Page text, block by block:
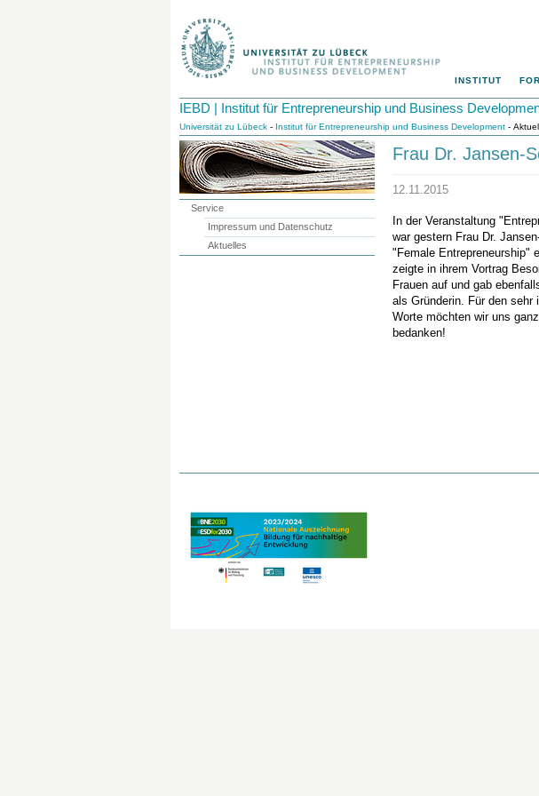
INSTITUT
IEBD | Institut für Entrepreneurship und Business
Universität zu Lübeck - Institut für Entrepreneurship und Business Development -
Frau Dr. Jansen-
12.11.2015
In der Veranstaltung
war gestern Frau Dr.
"Female Entrepreneurship"
zeigte in ihrem Vortrag
Frauen auf und gab
als Gründerin. Für den sehr
Worte möchten wir uns
bedanken!
Service
Impressum und Datenschutz
Aktuelles